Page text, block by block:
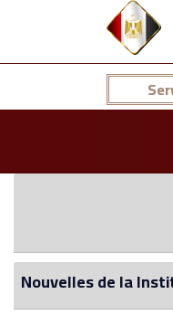
Nouvelles de la